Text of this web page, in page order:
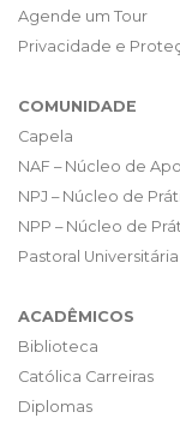
Agende um Tour
Privacidade e
COMUNIDADE
Capela
NAF – Núcleo de
NPJ – Núcleo de
NPP – Núcleo de
Pastoral Universitária
ACADÊMICOS
Biblioteca
Católica Carreiras
Diplomas